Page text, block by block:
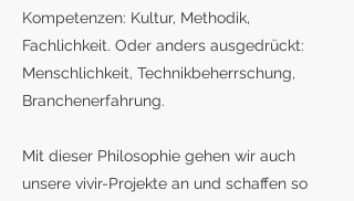
Kompetenzen: Kultur, Methodik,
Fachlichkeit. Oder anders ausgedrückt:
Menschlichkeit, Technikbeherrschung,
Branchenerfahrung.
Mit dieser Philosophie gehen wir auch
unsere vivir-Projekte an und schaffen so